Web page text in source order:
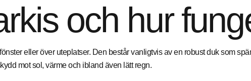
och hur
eller över uteplatser. Den består vanligtvis av en robust duk som
mot sol, värme och ibland även lätt regn.